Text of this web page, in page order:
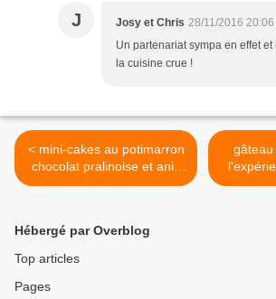
J Josy et Chris 28/11/2016 20:06
Un partenariat sympa en effet
la cuisine crue !
< mini-cakes au potimarron
chocolat pralinoise et anis
vert
gâteau
Hébergé par Overblog
Top articles
Pages